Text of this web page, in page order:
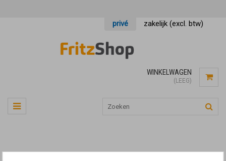
privé zakelijk (excl. btw)
WINKELWAGEN
(LEEG)